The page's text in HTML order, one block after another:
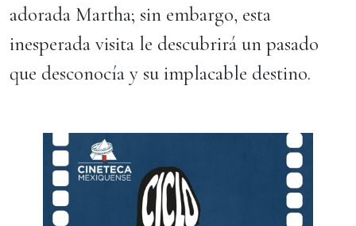
adorada Martha; sin embargo, esta
inesperada visita le descubrirá un pasado
que desconocía y su implacable destino.